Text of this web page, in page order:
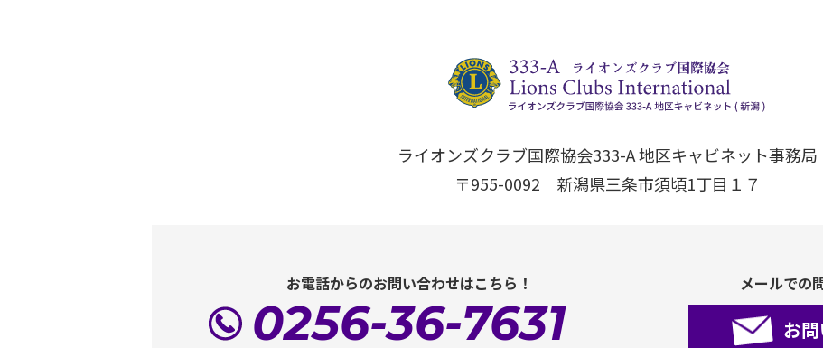
ライオンズクラブ国際協会333-A 地区キャビネット事務局
〒955-0092 新潟県三条市須頃1丁目１７
お電話からのお問い合わせはこちら！
0256-36-7631
メールでの
お